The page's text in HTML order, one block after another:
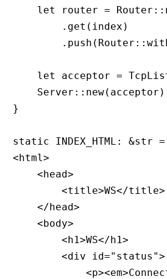
    let
router = Router ::
        .
get (index)
        .
push (Router ::
    let
acceptor =
    Server
:: new(acceptor)
}
static INDEX_HTML : &str =
<html>
    <head>
        <title>WS</title>
    </head>
    <body>
        <h1>WS</h1>
        <div id="status">